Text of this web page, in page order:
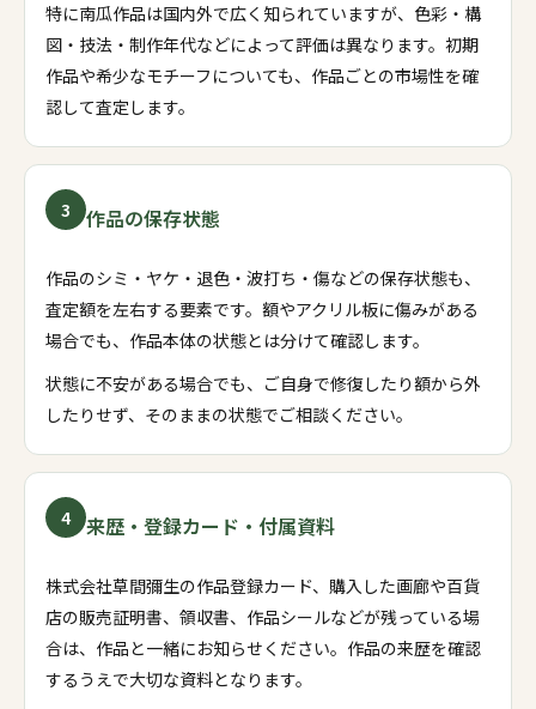
特に南瓜作品は国内外で広く知られていますが、色彩・構
図・技法・制作年代などによって評価は異なります。初期
作品や希少なモチーフについても、作品ごとの市場性を確
認して査定します。
3 作品の保存状態
作品のシミ・ヤケ・退色・波打ち・傷などの保存状態も、
査定額を左右する要素です。額やアクリル板に傷みがある
場合でも、作品本体の状態とは分けて確認します。
状態に不安がある場合でも、ご自身で修復したり額から外
したりせず、そのままの状態でご相談ください。
4 来歴・登録カード・付属資料
株式会社草間彌生の作品登録カード、購入した画廊や百貨
店の販売証明書、領収書、作品シールなどが残っている場
合は、作品と一緒にお知らせください。作品の来歴を確認
するうえで大切な資料となります。